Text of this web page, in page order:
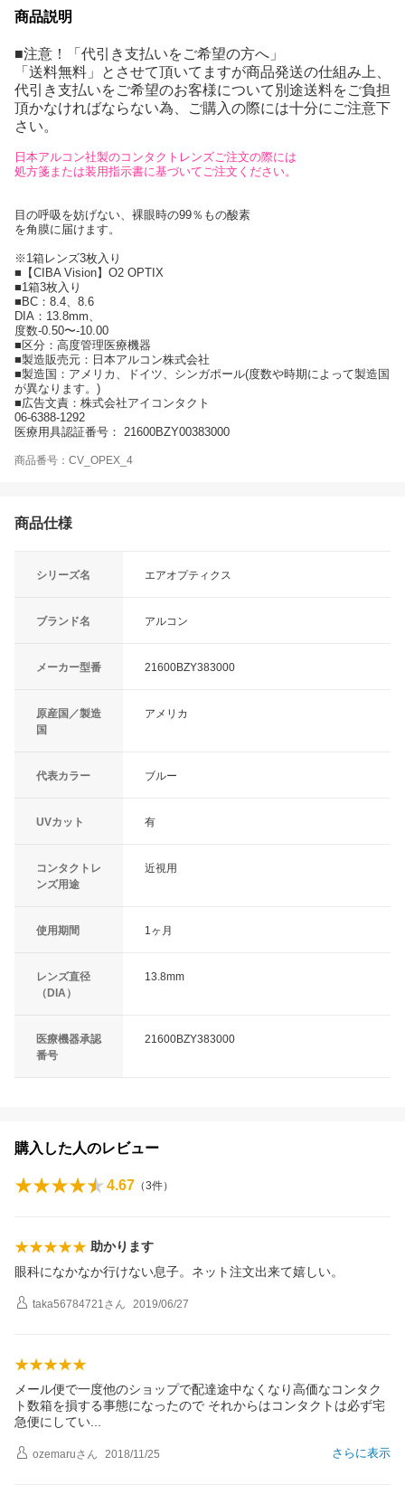
商品説明
■注意！「代引き支払いをご希望の方へ」
「送料無料」とさせて頂いてますが商品発送の仕組み上、
代引き支払いをご希望のお客様について別途送料をご負担
頂かなければならない為、ご購入の際には十分にご注意下
さい。
日本アルコン社製のコンタクトレンズご注文の際には
処方箋または装用指示書に基づいてご注文ください。
目の呼吸を妨げない、裸眼時の99％もの酸素
を角膜に届けます。
※1箱レンズ3枚入り
■【CIBA Vision】O2 OPTIX
■1箱3枚入り
■BC：8.4、8.6
DIA：13.8mm、
度数-0.50〜-10.00
■区分：高度管理医療機器
■製造販売元：日本アルコン株式会社
■製造国：アメリカ、ドイツ、シンガポール(度数や時期によって製造国
が異なります。)
■広告文責：株式会社アイコンタクト
06-6388-1292
医療用具認証番号： 21600BZY00383000
商品番号：CV_OPEX_4
商品仕様
シリーズ名 エアオプティクス
ブランド名 アルコン
メーカー型番 21600BZY383000
原産国／製造
国
アメリカ
代表カラー ブルー
UVカット 有
コンタクトレ
ンズ用途
近視用
使用期間 1ヶ月
レンズ直径
（DIA）
13.8mm
医療機器承認
番号
21600BZY383000
購入した人のレビュー
4.67 （3件）
助かります
眼科になかなか行けない息子。ネット注文出来て嬉しい。
taka56784721さん 2019/06/27
メール便で一度他のショップで配達途中なくなり高価なコンタク
ト数箱を損する事態になったので それからはコンタクトは必ず宅
急便にしてい
さらに表示
ozemaruさん 2018/11/25